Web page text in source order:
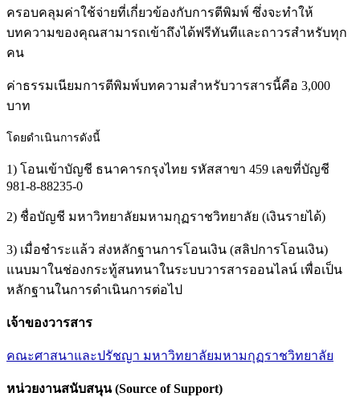
ครอบคลุมค่าใช้จ่ายที่เกี่ยวข้องกับการตีพิมพ์ ซึ่งจะทำให้
บทความของคุณสามารถเข้าถึงได้ฟรีทันทีและถาวรสำหรับทุก
คน
ค่าธรรมเนียมการตีพิมพ์บทความสำหรับวารสารนี้คือ 3,000
บาท
โดยดำเนินการดังนี้
1) โอนเข้าบัญชี ธนาคารกรุงไทย รหัสสาขา 459 เลขที่บัญชี
981-8-88235-0
2) ชื่อบัญชี มหาวิทยาลัยมหามกุฏราชวิทยาลัย (เงินรายได้)
3) เมื่อชำระแล้ว ส่งหลักฐานการโอนเงิน (สลิปการโอนเงิน)
แนบมาในช่องกระทู้สนทนาในระบบวารสารออนไลน์ เพื่อเป็น
หลักฐานในการดำเนินการต่อไป
เจ้าของวารสาร
คณะศาสนาและปรัชญา มหาวิทยาลัยมหามกุฏราชวิทยาลัย
หน่วยงานสนับสนุน (Source of Support)